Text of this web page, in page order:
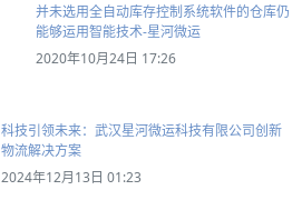
并未选用全自动库存控制系统软件的仓库仍
能够运用智能技术-星河微运
2020年10月24日 17:26
科技引领未来：武汉星河微运科技有限公司创新
物流解决方案
2024年12月13日 01:23